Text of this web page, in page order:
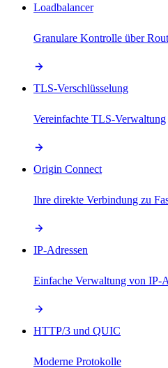
Loadbalancer
Granulare Kontrolle über
TLS-Verschlüsselung
Vereinfachte TLS-Verwaltung
Origin Connect
Ihre direkte Verbindung zu
IP-Adressen
Einfache Verwaltung von IP-
HTTP/3 und QUIC
Moderne Protokolle